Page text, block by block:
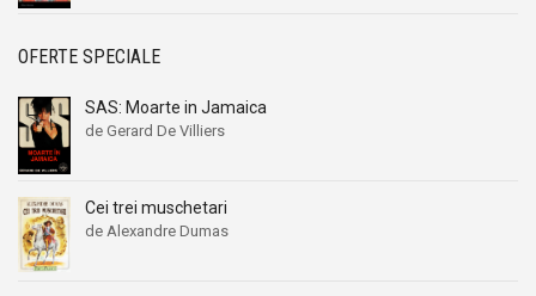
OFERTE SPECIALE
SAS: Moarte in Jamaica
de Gerard De Villiers
Cei trei muschetari
de Alexandre Dumas